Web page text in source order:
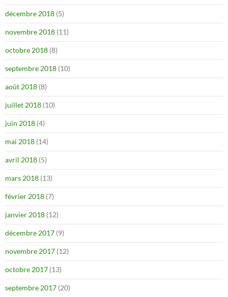
décembre 2018 (5)
novembre 2018 (11)
octobre 2018 (8)
septembre 2018 (10)
août 2018 (8)
juillet 2018 (10)
juin 2018 (4)
mai 2018 (14)
avril 2018 (5)
mars 2018 (13)
février 2018 (7)
janvier 2018 (12)
décembre 2017 (9)
novembre 2017 (12)
octobre 2017 (13)
septembre 2017 (20)